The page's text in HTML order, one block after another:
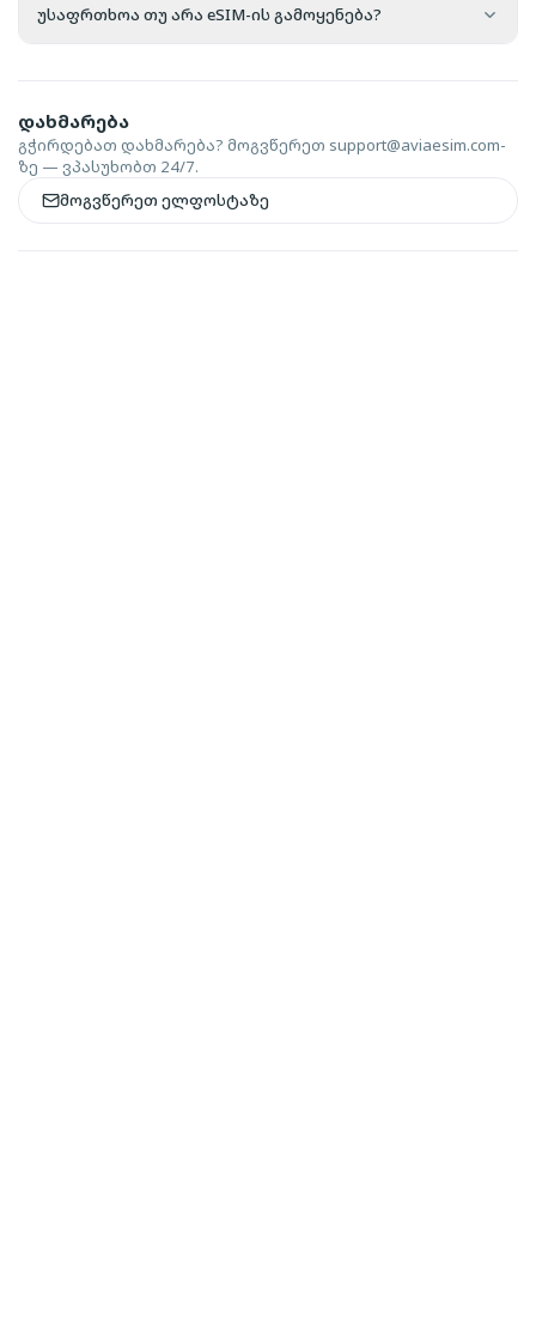
უსაფრთხოა თუ არა eSIM-ის გამოყენება?
დახმარება
გჭირდებათ დახმარება? მოგვწერეთ support@aviaesim.com-
ზე — ვპასუხობთ 24/7.
მოგვწერეთ ელფოსტაზე